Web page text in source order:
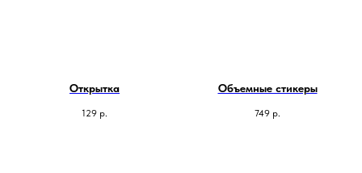
Открытка
129 р.
Объемные стикеры
749 р.